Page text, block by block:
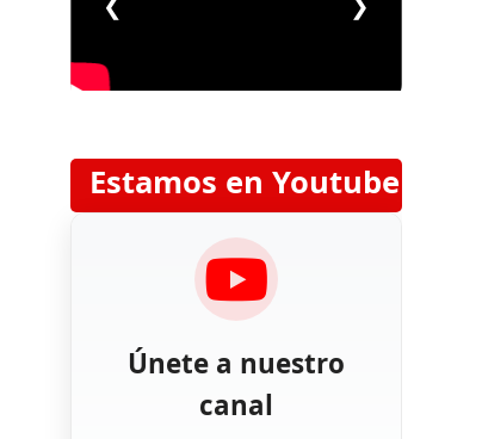
❮ ❯
Estamos en Youtube
Únete a nuestro
canal